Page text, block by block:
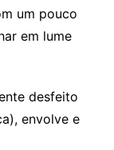
um pouco
em lume
desfeito
envolve e